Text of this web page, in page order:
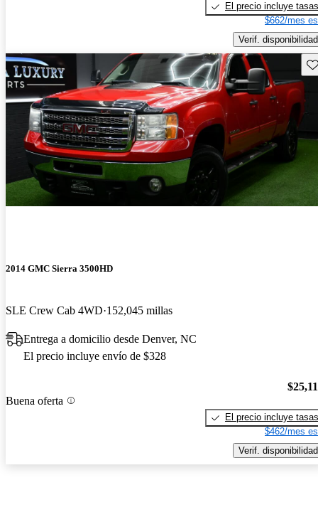
El precio incluye tasas
$662/mes
Verif. disponibilidad
2014 GMC Sierra 3500HD
SLE Crew Cab 4WD 152,045 millas
Entrega a domicilio desde Denver, NC
El precio incluye envío de $328
Buena oferta
El precio incluye tasas
$462/mes
Verif. disponibilidad